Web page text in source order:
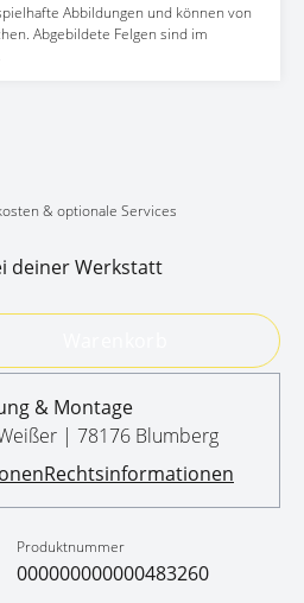
Abbildungen und können von
Abgebildete Felgen sind im
& optionale Services
deiner Werkstatt
& Montage
| 78176 Blumberg
Rechtsinformationen
Produktnummer
000000000000483260